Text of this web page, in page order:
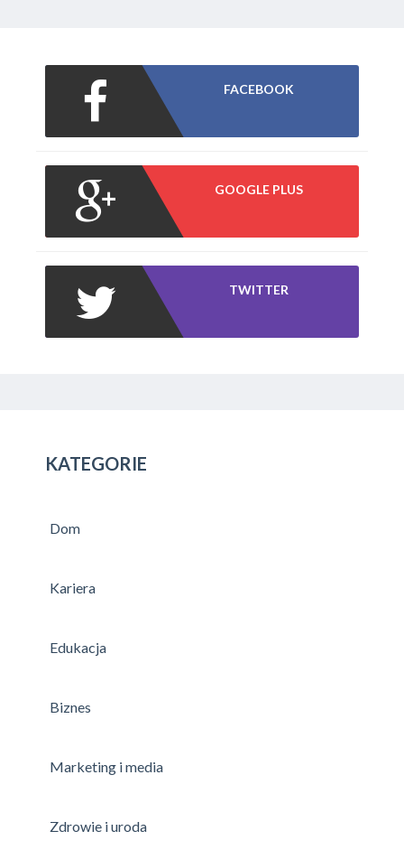
FACEBOOK
GOOGLE PLUS
TWITTER
KATEGORIE
Dom
Kariera
Edukacja
Biznes
Marketing i media
Zdrowie i uroda